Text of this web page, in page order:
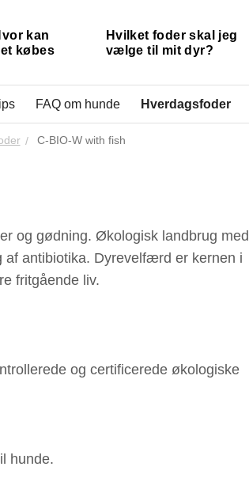
kan
købes
Hvilket foder skal jeg
vælge til mit dyr?
FAQ om hunde Hverdagsfoder
C-BIO-W with fish
og gødning. Økologisk landbrug med
antibiotika. Dyrevelfærd er kernen i
fritgående liv.
og certificerede økologiske
hunde.